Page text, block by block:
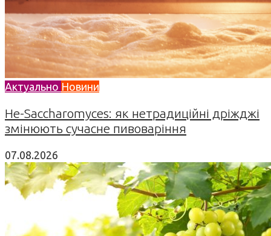
Актуально Новини
Не-Saccharomyces: як нетрадиційні дріжджі
змінюють сучасне пивоваріння
07.08.2026